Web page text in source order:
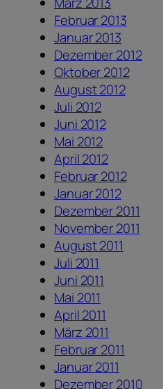
Februar 2013
Januar 2013
Dezember 2012
Oktober 2012
August 2012
Juli 2012
Juni 2012
Mai 2012
April 2012
Februar 2012
Januar 2012
Dezember 2011
November 2011
August 2011
Juli 2011
Juni 2011
Mai 2011
April 2011
März 2011
Februar 2011
Januar 2011
Dezember 2010